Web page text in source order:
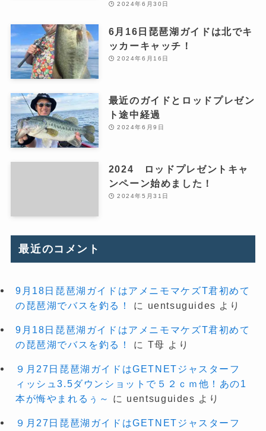
2024年6月30日
6月16日琵琶湖ガイドは北でキ
ッカーキャッチ！
2024年6月16日
最近のガイドとロッドプレゼン
ト途中経過
2024年6月9日
2024 ロッドプレゼントキャ
ンペーン始めました！
2024年5月31日
最近のコメント
9月18日琵琶湖ガイドはアメニモマケズT君初めて
の琵琶湖でバスを釣る！
に uentsuguides より
9月18日琵琶湖ガイドはアメニモマケズT君初めて
の琵琶湖でバスを釣る！
に T母 より
９月27日琵琶湖ガイドはGETNETジャスターフ
ィッシュ3.5ダウンショットで５２ｃｍ他！あの1
本が悔やまれるぅ～
に uentsuguides より
９月27日琵琶湖ガイドはGETNETジャスターフ